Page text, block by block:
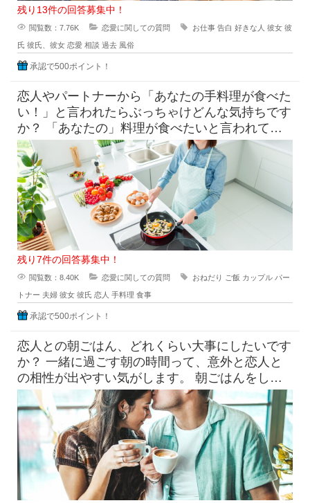
残り13件の回答募集中！
閲覧数：7.76K 恋愛に関しての質問 お仕事 告白 好きな人 彼女 彼
氏 彼氏、彼女 恋愛 相談 過去 風俗
承認で500ポイント！
恋人やパートナーから「あなたの手料理が食べた
い！」と言われたらぶっちゃけどんな気持ちです
か？ 「あなたの」料理が食べたいと言われて素
直に嬉しいという気持ち
残り7件の回答募集中！
閲覧数：8.40K 恋愛に関しての質問 おねだり ご飯 カップル パー
トナー 夫婦 彼女 彼氏 恋人 手料理 食事
承認で500ポイント！
恋人との朝ごはん、どれくらい大事にしたいです
か？ 一緒に過ごす朝の時間って、意外と恋人と
の相性が出やすい気がします。 朝ごはんをしっ
かり食べたい派と、ギリギ